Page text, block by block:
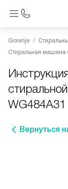
Gorenje
Стиральная машина
WG484A31
Вернуться